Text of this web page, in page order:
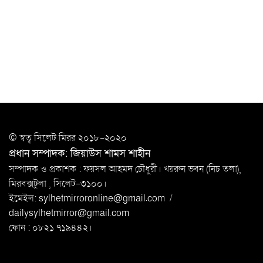
বিস্ফোরণ
মানববন্ধন
রপ্তানি বৃদ্ধিতে ক্ষুদ্র উদ্যোক্তাদের মেলা বুথ ভাড়া মওকুফ :
বাণিজ্যমন্ত্রী
মুক্তাদির-আরিফসহ ১৮ মন্ত্রীর পুলিশ এসকর্ট
প্রত্যাহার
© স্বত্ব সি‌লেট মিরর ২০১৮-২০২০
প্রধান সম্পাদক: জিয়াউস শামস শাহীন
সম্পাদক ও প্রকাশক : ফয়সল আহমদ চৌধুরী। খয়রুন ভবন (নিচ তলা),
মিরবক্সটুলা ,সি‌লেট-৩১০০।
ইমেইল:sylhetmirroronline@gmail.com /
dailysylhetmirror@gmail.com
ফোন : ০৮২১ ৭১৯৪৪২।